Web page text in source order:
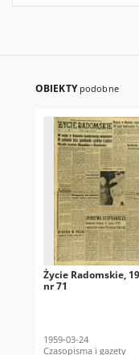
OBIEKTY podobne
Życie Radomskie,
nr 71
1959-03-24
Czasopisma i gazety